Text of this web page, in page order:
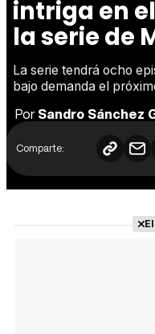
intriga en
la serie de
La serie tendrá ocho
bajo demanda el
PorSandro Sánchez
Comparte: